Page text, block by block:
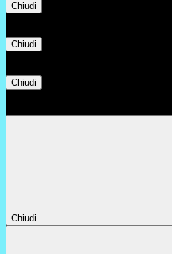
Chiudi
Chiudi
Chiudi
Chiudi